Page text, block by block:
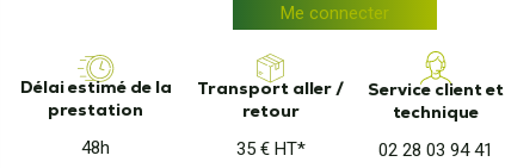
Me connecter
Délai estimé de la
prestation
48h
Transport aller /
retour
35 € HT*
Service client et
technique
02 28 03 94 41